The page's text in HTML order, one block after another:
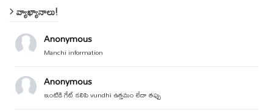
వ్యాఖ్యానాలు!
Anonymous
Manchi information
Anonymous
ఇంటికి గేట్ కలిపి vundhi ఉత్తమం లేదా తప్పు